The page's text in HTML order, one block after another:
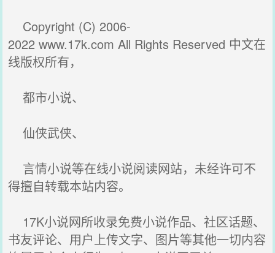
Copyright (C) 2006-
2022 www.17k.com All Rights Reserved 中文在
线版权所有，
都市小说、
仙侠武侠、
言情小说等在线小说阅读网站，未经许可不
得擅自转载本站内容。
17K小说网所收录免费小说作品、社区话题、
书友评论、用户上传文字、图片等其他一切内容